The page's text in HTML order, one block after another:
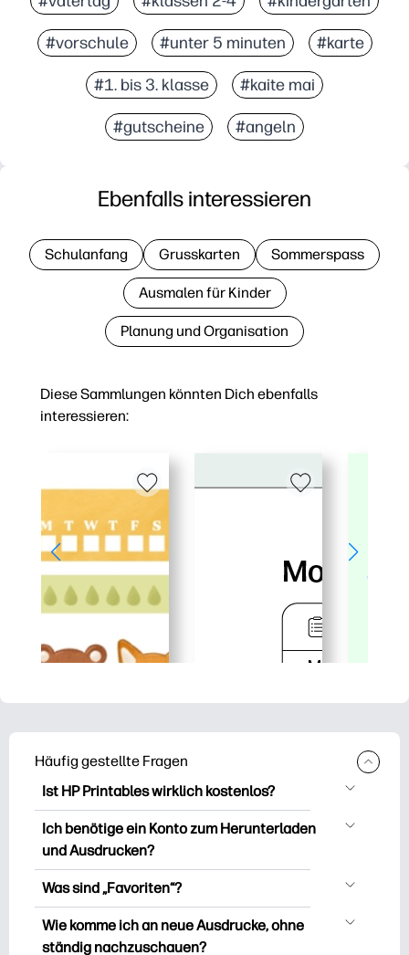
#vorschule #unter 5 minuten #karte
#1. bis 3. klasse #kaite mai
#gutscheine #angeln
Diese Sammlungen könnten Dich ebenfalls
interessieren:
Ebenfalls interessieren
Schulanfang Grusskarten Sommerspass
Ausmalen für Kinder
Planung und Organisation
Häufig gestellte Fragen
Ist HP Printables wirklich kostenlos?
HP Printables bietet über 2.500
kostenlose Vorlagen zum Herunterladen
Vorlagen, unterhaltsame Arbeitsblätter
zum Lernen, Bastelideen und Karten für
besondere Anlässe, Planer, Kalender und
Ich benötige ein Konto zum Herunterladen
und Ausdrucken?
Sie können es erkunden und drucken,
Sie sich anmelden, können Sie Ihre
Lieblingsdrucke speichern und sie ganz
Was sind „Favoriten“?
Favourites is Ihr persönlicher Vorrat an
Lieblingsausdrucken. Wenn Sie eine
Wie komme ich an neue Ausdrucke, ohne
ständig nachzuschauen?